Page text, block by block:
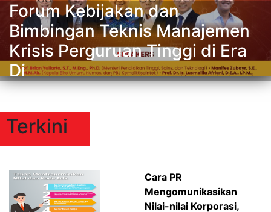
Forum Kebijakan dan
Bimbingan Teknis Manajemen
Krisis Perguruan Tinggi di Era
Di
Terkini
Cara PR
Mengomunikasikan
Nilai-nilai Korporasi,